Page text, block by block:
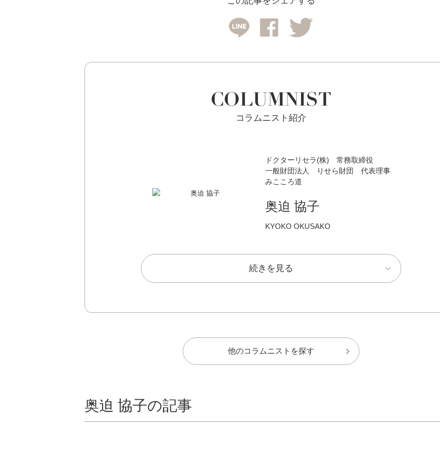
COLUMNIST
コラムニスト紹介
ドクターリセラ(株) 常務取締役
一般財団法人 りせら財団 代表理事
みこころ道
奥迫 協子
KYOKO OKUSAKO
続きを見る
他のコラムニストを探す
奥迫 協子の記事